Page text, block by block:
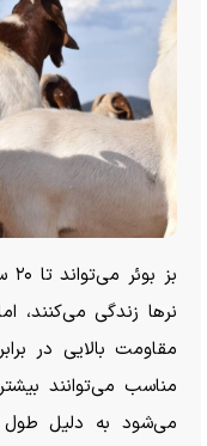
نر‌ها زندگی می‌کنند،
مقاومت بالایی در
مناسب می‌توانند
می‌شود به دلیل طول